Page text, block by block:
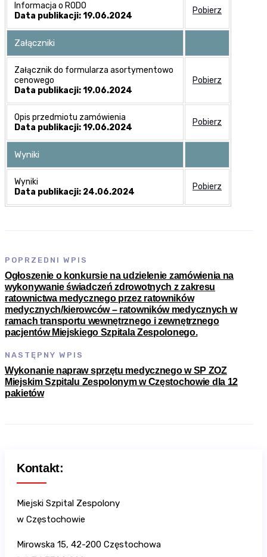
Informacja o RODO
Data publikacji: 19.06.2024
Pobierz
Załączniki
Załącznik do formularza asortymentowo
cenowego
Data publikacji: 19.06.2024
Pobierz
Opis przedmiotu zamówienia
Data publikacji: 19.06.2024
Pobierz
Wyniki
Wyniki
Data publikacji: 24.06.2024
Pobierz
POPRZEDNI WPIS
Ogłoszenie o konkursie na udzielenie zamówienia na
wykonywanie świadczeń zdrowotnych z zakresu
ratownictwa medycznego przez ratowników
medycznych/kierowców – ratowników medycznych w
ramach transportu wewnętrznego i zewnętrznego
pacjentów Miejskiego Szpitala Zespolonego.
NASTĘPNY WPIS
Wykonanie napraw sprzętu medycznego w SP ZOZ
Miejskim Szpitalu Zespolonym w Częstochowie dla 12
pakietów
Kontakt:
Miejski Szpital Zespolony
w Częstochowie
Mirowska 15, 42-200 Częstochowa